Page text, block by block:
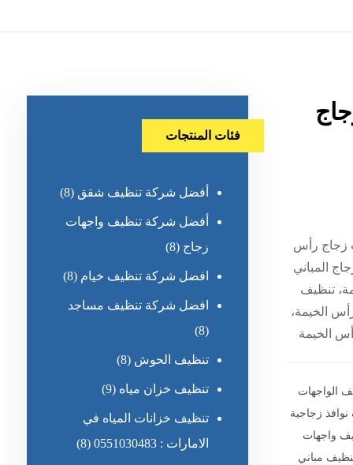
زجاج رأس
المباني
تنظيف
الخيمة،
الخيمة
الواجهات
زجاجية
واجهات
مباني
فئات المنتجات
أفضل شركة تنظيف شقق (8)
أفضل شركة تنظيف واجهات
زجاج (8)
افضل شركة تنظيف خيام (8)
افضل شركة تنظيف مساجد
(8)
تنظيف الحوش (8)
تنظيف خزان مياه (9)
تنظيف خزانات المياه في
الامارات : 0551030483
(8)